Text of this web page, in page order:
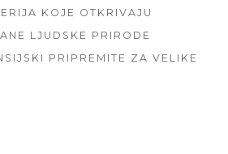
KOJE OTKRIVAJU
LJUDSKE PRIRODE
PRIPREMITE ZA VELIKE